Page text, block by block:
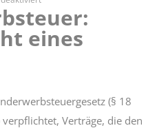
Grunderwerbsteuer:
Anzeigepflicht
eines
eines
(§ 18
verpflichtet, Verträge, die den